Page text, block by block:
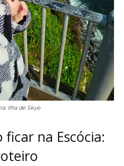
Ilha de Skye
na Escócia: